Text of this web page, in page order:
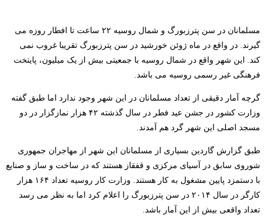
مسلمانان در سن پترزبورگ و شمال روسیه ۲۲ ساعت تا افطار روزه می
گیرند. در واقع در ماه ژوئن خورشید در سن پترزبورگ تقریبا غروب نمی
کند. این شهر واقع در شمال روسیه با جمعیتی بیش از یک میلیون، پایتخت
فرهنگی غیر رسمی روسیه می باشد.
گرچه آمار دقیقی از تعداد مسلمانان در این شهر وجود ندارد اما طبق گفته
وزارت کشور در جشن عید فطر در سال گذشته ۴۲ هزار نمازگزار در دو
مسجد اصلی این شهر گرد هم آمدند.
طبق گزارش گاردین بسیاری از مسلمانان این شهر از مهاجران جمهوری
شوروی سابق در آسیای مرکزی و قفقاز هستند که در ساخت و ساز و صنایع
با دستمزد پایین مشغول به کار هستند. وزارت کار روسیه تعداد ۱۶۴ هزار
کارگر در سال ۲۰۱۴ در سن پترزبورگ را اعلام کرد اما به نظر می رسد
تعداد واقعی بیش از این آمار باشد.